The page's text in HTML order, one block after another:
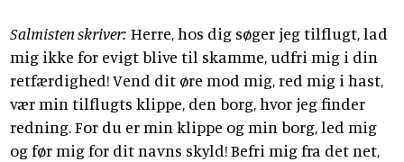
Salmisten skriver: Herre, hos dig søger jeg tilflugt, lad
mig ikke for evigt blive til skamme, udfri mig i din
retfærdighed! Vend dit øre mod mig, red mig i hast,
vær min tilflugts klippe, den borg, hvor jeg finder
redning. For du er min klippe og min borg, led mig
og før mig for dit navns skyld! Befri mig fra det net,